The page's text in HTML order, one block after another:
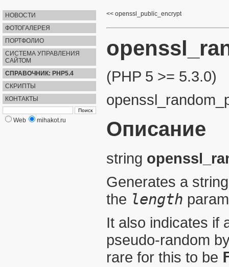
НОВОСТИ
ФОТОГАЛЕРЕЯ
ПОРТФОЛИО
СИСТЕМА УПРАВЛЕНИЯ
САЙТОМ
СПРАВОЧНИК: PHP5.4
СКРИПТЫ
КОНТАКТЫ
Web mihakot.ru
openssl_public_encrypt
(PHP 5 >= 5.3.0)
Описание
string
Generates a string
the length
It also indicates if
pseudo-random
rare for this to be